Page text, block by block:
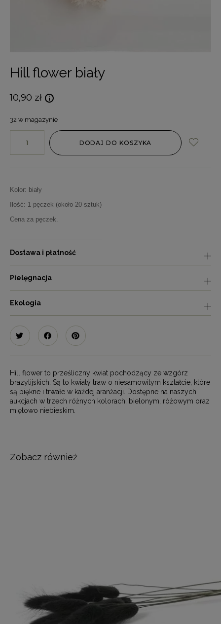
Hill flower biały
10,90 zł
32 w magazynie
DODAJ DO KOSZYKA
Kolor: biały
Ilość: 1 pęczek (około 20 sztuk)
Cena za pęczek.
Dostawa i płatność
Pielęgnacja
Ekologia
Hill flower to prześliczny kwiat pochodzący ze wzgórz
brazylijskich. Są to kwiaty traw o niesamowitym kształcie, które
są piękne i trwałe w każdej aranżacji. Dostępne na naszych
aukcjach w trzech różnych kolorach: bielonym, różowym oraz
miętowo niebieskim.
Zobacz również